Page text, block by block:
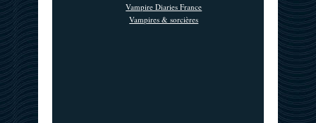
Vampire Diaries France
Vampires & sorcières